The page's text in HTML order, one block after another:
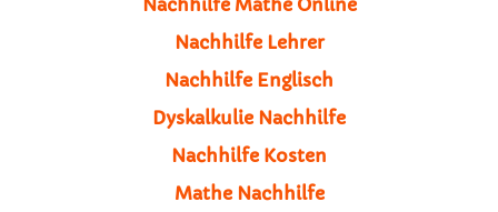
Nachhilfe Lehrer
Nachhilfe Englisch
Dyskalkulie Nachhilfe
Nachhilfe Kosten
Mathe Nachhilfe